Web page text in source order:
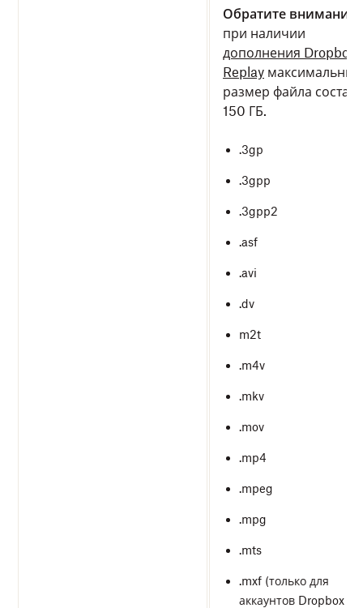
Обратите внимание
при наличии
дополнения Dropbox
Replay максимальный
размер файла
150 ГБ.
.3gp
.3gpp
.3gpp2
.asf
.avi
.dv
m2t
.m4v
.mkv
.mov
.mp4
.mpeg
.mpg
.mts
.mxf (только для
аккаунтов Dropbox